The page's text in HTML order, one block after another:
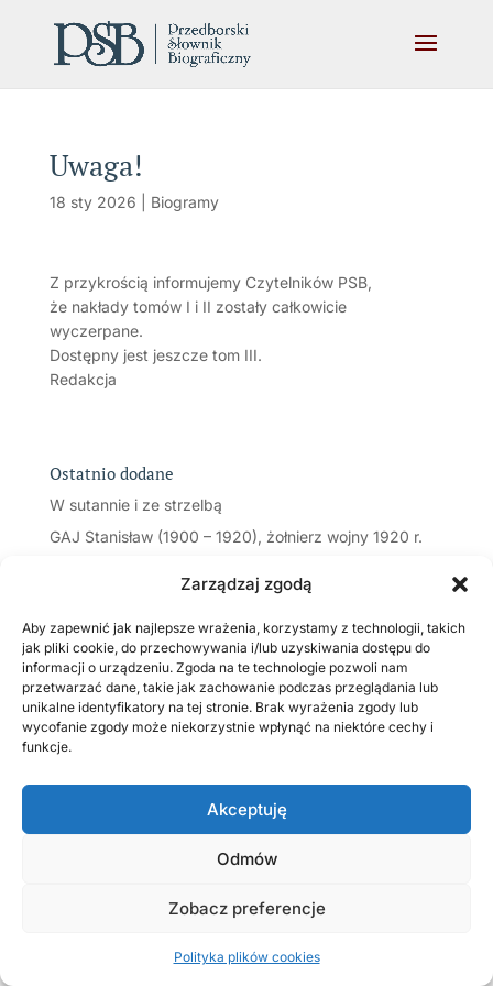
Zarządzaj zgodą
Aby zapewnić jak najlepsze wrażenia, korzystamy z technologii, takich
jak pliki cookie, do przechowywania i/lub uzyskiwania dostępu do
informacji o urządzeniu. Zgoda na te technologie pozwoli nam
przetwarzać dane, takie jak zachowanie podczas przeglądania lub
unikalne identyfikatory na tej stronie. Brak wyrażenia zgody lub
wycofanie zgody może niekorzystnie wpłynąć na niektóre cechy i
funkcje.
Akceptuję
Odmów
Zobacz preferencje
Polityka plików cookies
Uwaga!
18 sty 2026 Biogramy
Z przykrością informujemy Czytelników PSB,
że nakłady tomów I i II zostały całkowicie
wyczerpane.
Dostępny jest jeszcze tom III.
Redakcja
Ostatnio dodane
W sutannie i ze strzelbą
GAJ Stanisław (1900 – 1920), żołnierz wojny 1920 r.
Pamiętnik burmistrza miasta Przedborza Konstantego
Kozakiewicza. Suplement (1)
Film o moim pradziadku, strażaku Marianie Osickim